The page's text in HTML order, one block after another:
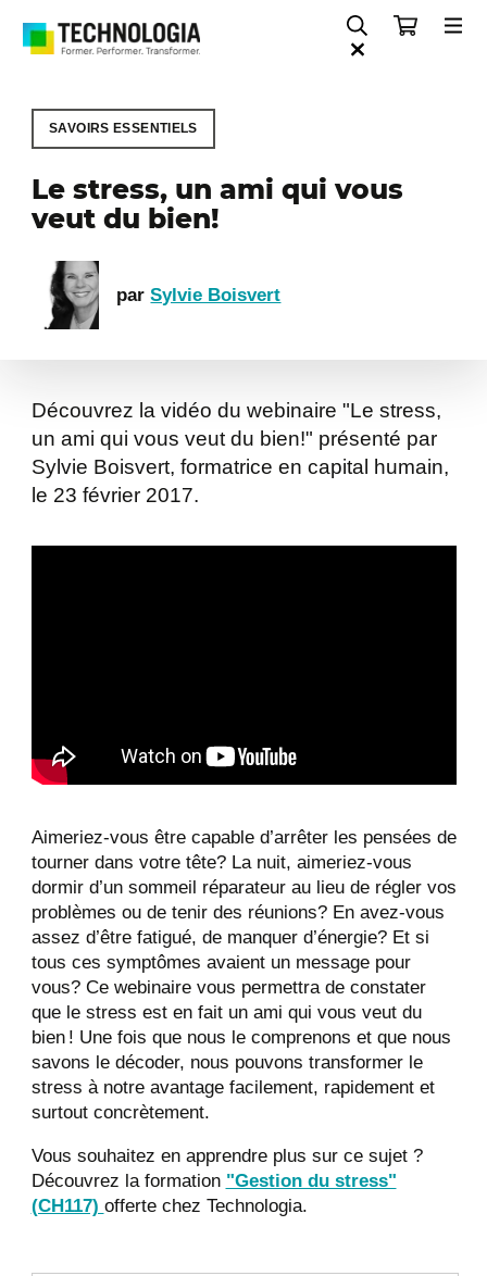
SAVOIRS ESSENTIELS
Le stress, un ami qui vous
veut du bien!
parSylvie Boisvert
Découvrez la vidéo du webinaire "Le stress,
un ami qui vous veut du bien!" présenté par
Sylvie Boisvert, formatrice en capital humain,
le 23 février 2017.
Aimeriez-vous être capable d’arrêter les pensées de
tourner dans votre tête? La nuit, aimeriez-vous
dormir d’un sommeil réparateur au lieu de régler vos
problèmes ou de tenir des réunions? En avez-vous
assez d’être fatigué, de manquer d’énergie? Et si
tous ces symptômes avaient un message pour
vous? Ce webinaire vous permettra de constater
que le stress est en fait un ami qui vous veut du
bien ! Une fois que nous le comprenons et que nous
savons le décoder, nous pouvons transformer le
stress à notre avantage facilement, rapidement et
surtout concrètement.
Vous souhaitez en apprendre plus sur ce sujet ?
Découvrez la formation "Gestion du stress"
(CH117) offerte chez Technologia.